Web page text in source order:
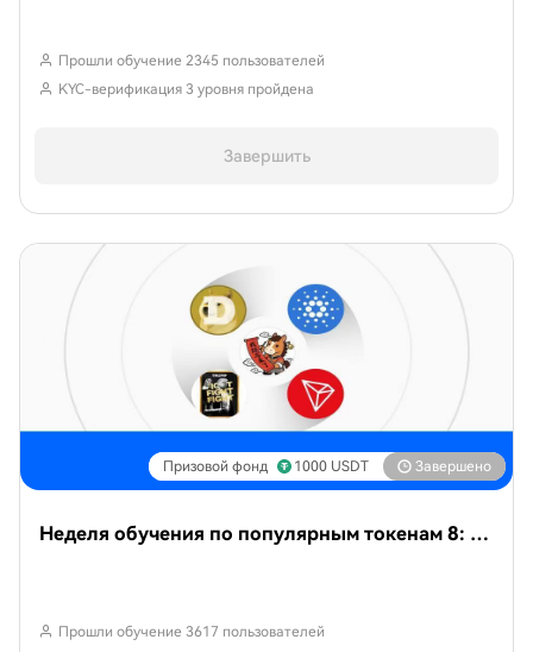
Прошли обучение 2345 пользователей
KYC-верификация 3 уровня пройдена
Завершить
Призовой фонд 1000 USDT Завершено
Неделя обучения по популярным токенам 8: запуск основной сети Ouroboros Leios для ADA ожидается в 2026 году
Прошли обучение 3617 пользователей